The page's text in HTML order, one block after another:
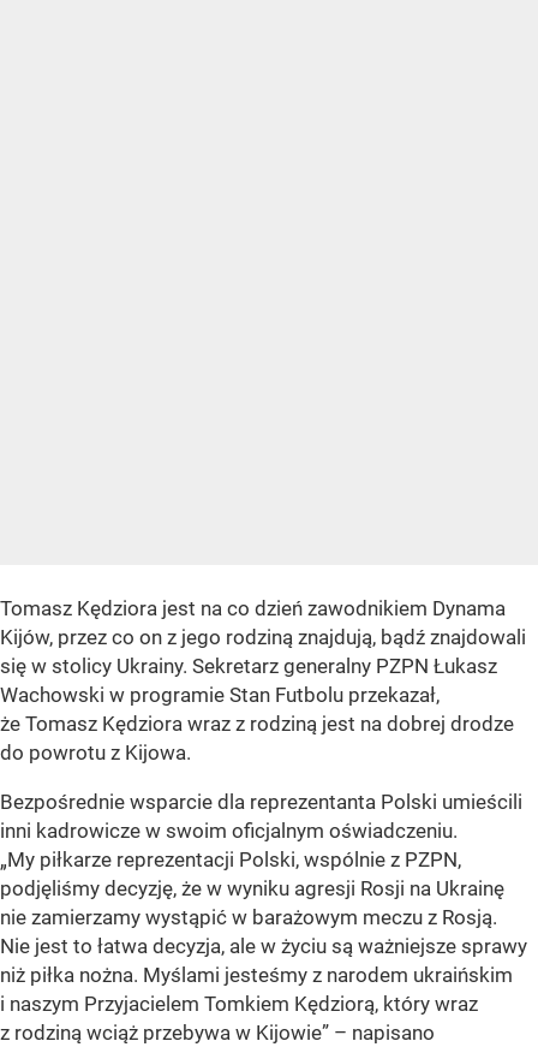
Tomasz Kędziora jest na co dzień zawodnikiem Dynama
Kijów, przez co on z jego rodziną znajdują, bądź znajdowali
się w stolicy Ukrainy. Sekretarz generalny PZPN Łukasz
Wachowski w programie Stan Futbolu przekazał,
że Tomasz Kędziora wraz z rodziną jest na dobrej drodze
do powrotu z Kijowa.
Bezpośrednie wsparcie dla reprezentanta Polski umieścili
inni kadrowicze w swoim oficjalnym oświadczeniu.
„My piłkarze reprezentacji Polski, wspólnie z PZPN,
podjęliśmy decyzję, że w wyniku agresji Rosji na Ukrainę
nie zamierzamy wystąpić w barażowym meczu z Rosją.
Nie jest to łatwa decyzja, ale w życiu są ważniejsze sprawy
niż piłka nożna. Myślami jesteśmy z narodem ukraińskim
i naszym Przyjacielem Tomkiem Kędziorą, który wraz
z rodziną wciąż przebywa w Kijowie” – napisano